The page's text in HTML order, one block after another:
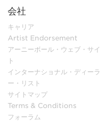
会社
キャリア
Artist Endorsement
アーニーボール・ウェブ・サイ
ト
インターナショナル・ディーラ
ー・リスト
サイトマップ
Terms & Conditions
フォーラム